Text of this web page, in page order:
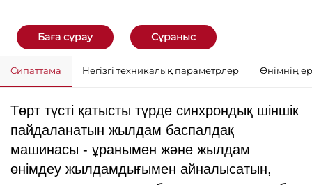
Баға сұрау Сұраныс
Сипаттама Негізгі техникалық параметрлер Өнімнің
Төрт түсті қатысты түрде синхрондық шіншік
пайдаланатын жылдам баспалдақ
машинасы - ұранымен және жылдам
өнімдеу жылдамдығымен айналысатын,